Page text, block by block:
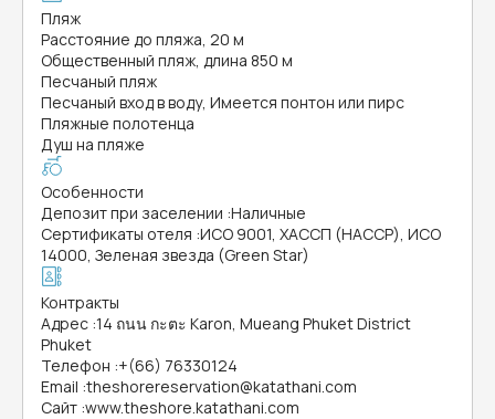
Пляж
Расстояние до пляжа, 20 м
Общественный пляж, длина 850 м
Песчаный пляж
Песчаный вход в воду, Имеется понтон или пирс
Пляжные полотенца
Душ на пляже
Особенности
Депозит при заселении :Наличные
Сертификаты отеля :ИСО 9001, ХАССП (HACCP), ИСО
14000, Зеленая звезда (Green Star)
Контракты
Адрес :14 ถนน กะตะ Karon, Mueang Phuket District
Phuket
Телефон :+(66) 76330124
Email :theshorereservation@katathani.com
Сайт :www.theshore.katathani.com